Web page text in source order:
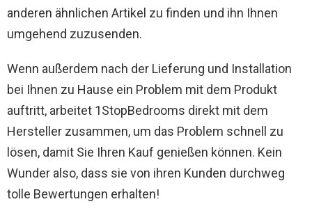
anderen ähnlichen Artikel zu finden und ihn Ihnen
umgehend zuzusenden.
Wenn außerdem nach der Lieferung und Installation
bei Ihnen zu Hause ein Problem mit dem Produkt
auftritt, arbeitet 1StopBedrooms direkt mit dem
Hersteller zusammen, um das Problem schnell zu
lösen, damit Sie Ihren Kauf genießen können. Kein
Wunder also, dass sie von ihren Kunden durchweg
tolle Bewertungen erhalten!